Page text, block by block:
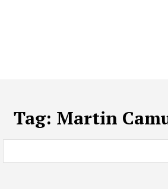
Tag: Martin